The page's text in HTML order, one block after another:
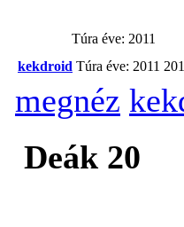
Túra éve: 2011
kekdroid Túra éve: 2011
megnéz
Deák 20